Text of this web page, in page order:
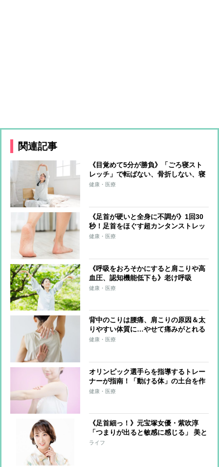
関連記事
《目覚めて5分が勝負》「ごろ寝スト
レッチ」で転ばない、骨折しない、寝
たきりにならない体に
健康・医療
《足首が硬いと全身に不調が》1回30
秒！足首をほぐす超カンタンストレッ
チ 足首を硬くしない習慣も紹介
健康・医療
《呼吸をおろそかにすると肩こりや高
血圧、認知機能低下も》老け呼吸
を“長生き呼吸”に変える「呼吸筋スト
健康・医療
背中のこりは腰痛、肩こりの原因＆太
りやすい体質に…やせて痛みがとれる
「1日3分の背中ストレッチ」を整体師
健康・医療
オリンピック選手らを指導するトレー
ナーが指南！「動ける体」の土台を作
る簡単メソッド「ふるふる」とは？
健康・医療
《足首細っ！》元宝塚女優・紫吹淳
「つまりが出ると敏感に感じる」 美と
健康維持に欠かさない“特別グッズ”を
ライフ